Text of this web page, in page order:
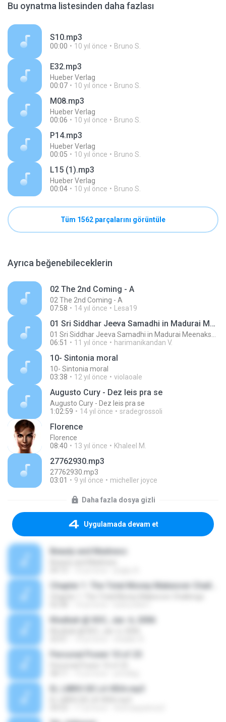
Bu oynatma listesinden daha fazlası
S10.mp3
00:00 10 yıl önce Bruno S.
E32.mp3
Hueber Verlag
00:07
10 yıl önce Bruno S.
M08.mp3
Hueber Verlag
00:06
10 yıl önce Bruno S.
P14.mp3
Hueber Verlag
00:05
10 yıl önce Bruno S.
L15 (1).mp3
Hueber Verlag
00:04
10 yıl önce Bruno S.
Tüm 1562 parçalarını görüntüle
Ayrıca beğenebileceklerin
02 The 2nd Coming - A
02 The 2nd Coming - A
07:58
14 yıl önce Lesa19
01 Sri Siddhar Jeeva Samadhi in Madurai MeenakshiTemple - ChoChoME Sundaram
06:51
11 yıl önce harimanikandan V.
10- Sintonia moral
10- Sintonia moral
03:38
12 yıl önce violaoale
Augusto Cury - Dez leis pra se
Augusto Cury - Dez leis pra se
1:02:59
14 yıl önce sradegrossoli
Florence
Florence
08:40
13 yıl önce Khaleel M.
27762930.mp3
27762930.mp3
03:01
9 yıl önce micheller joyce
Daha fazla dosya gizli
Uygulamada devam et
Beauty and Madness
Khutbah @ IIOC, Jan. 6, 2006
Personal Power 10 of 25
EL LIBRO DE LA VIDA.mp3